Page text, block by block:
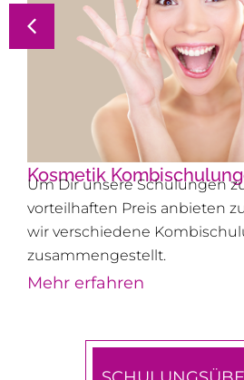
Kosmetik
Um Dir unsere Schulungen
vorteilhaften Preis anbieten
wir verschiedene
zusammengestellt.
Mehr erfahren